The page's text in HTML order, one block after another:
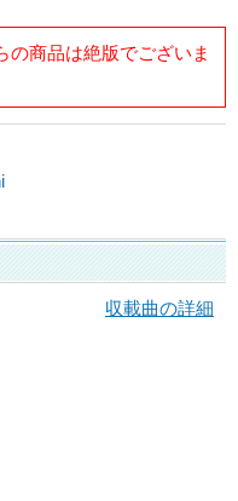
商品は絶版でございま
収載曲の詳細